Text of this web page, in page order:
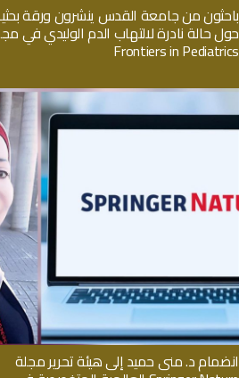
باحثون من جامعة القدس ينشرون ورقة
حول حالة نادرة لالتهاب الدم الوليدي في
Frontiers in Pediatrics
انضمام د. منى حميد إلى هيئة تحرير مجلة